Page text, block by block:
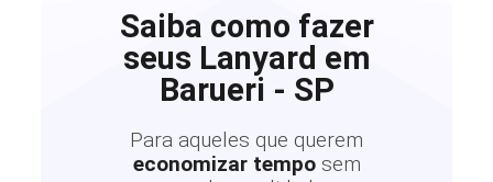
Saiba como fazer
seus Lanyard em
Barueri - SP
Para aqueles que querem
economizar tempo sem